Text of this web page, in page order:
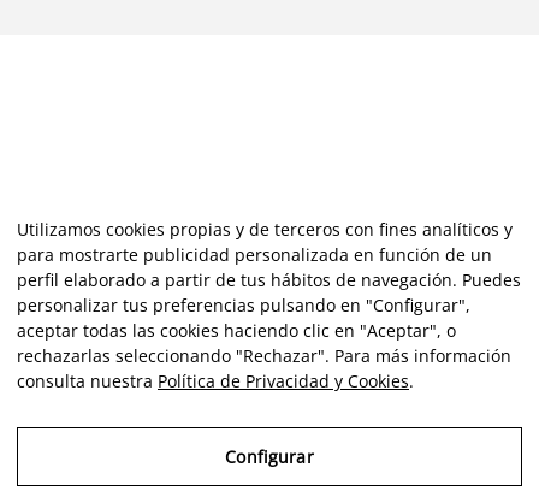
Utilizamos cookies propias y de terceros con fines analíticos y
para mostrarte publicidad personalizada en función de un
perfil elaborado a partir de tus hábitos de navegación. Puedes
personalizar tus preferencias pulsando en "Configurar",
aceptar todas las cookies haciendo clic en "Aceptar", o
rechazarlas seleccionando "Rechazar". Para más información
consulta nuestra Política de Privacidad y Cookies.
Configurar